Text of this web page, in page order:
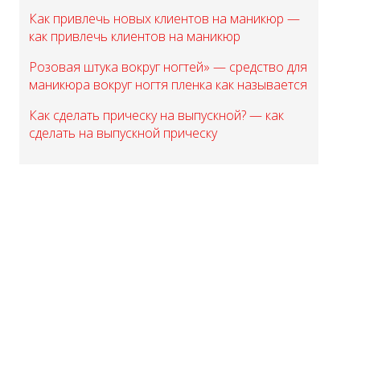
Как привлечь новых клиентов на маникюр —
как привлечь клиентов на маникюр
Розовая штука вокруг ногтей» — средство для
маникюра вокруг ногтя пленка как называется
Как сделать прическу на выпускной? — как
сделать на выпускной прическу